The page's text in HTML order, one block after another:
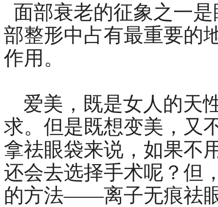
面部衰老的征象之一
部整形中占有最重要的
作用。
爱美，既是女人的天
求。但是既想变美，又
拿祛眼袋来说，如果不
还会去选择手术呢？但
的方法——离子无痕祛